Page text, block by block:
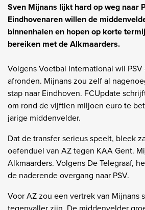
Sven Mijnans lijkt hard op weg naar
Eindhovenaren willen de
binnenhalen en hopen op korte
bereiken met de Alkmaarders.
Volgens Voetbal International wil
afronden. Mijnans zou zelf al
stap naar Eindhoven. FCUpdate
om rond de vijftien miljoen euro te
jarige middenvelder.
Dat de transfer serieus speelt, bleek
oefenduel van AZ tegen KAA Gent.
Alkmaarders. Volgens De Telegraaf,
de naderende overgang naar PSV.
Voor AZ zou een vertrek van Mijnans